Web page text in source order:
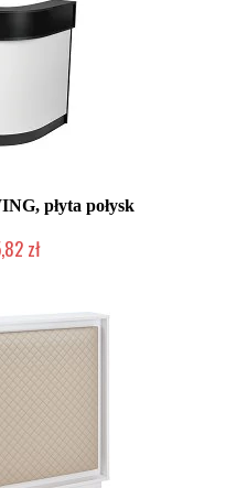
płyta połysk
zł